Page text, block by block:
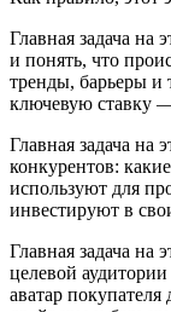
Главная задача
и понять, что
тренды, барьеры
ключевую ставку —
Главная задача на
конкурентов:
используют для
инвестируют в
Главная задача на
целевой
аватар